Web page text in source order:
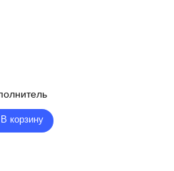
В корзину